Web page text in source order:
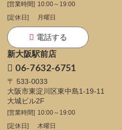
[営業時間] 10:00～19:00
[定休日]
月曜日
電話する
新大阪駅前店
06-7632-6751
〒 533-0033
大阪市東淀川区東中島1-19-11
大城ビル2F
[営業時間] 10:00～19:00
[定休日]
木曜日